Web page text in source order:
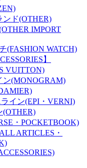
ンド(OTHER)
IMPORT
(FASHION WATCH)
】
VUITTON)
ン(MONOGRAM)
イン(EPI・VERNI)
(OTHER)
・POCKETBOOK)
ARTICLES・